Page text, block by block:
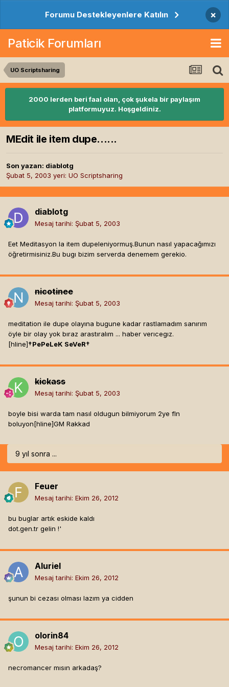
Forumu Destekleyenlere Katılın ×
Paticik Forumları
UO Scriptsharing
2000 lerden beri faal olan, çok şukela bir paylaşım
platformuyuz. Hoşgeldiniz.
MEdit ile item dupe......
Son yazan: diablotg
Şubat 5, 2003 yeri: UO Scriptsharing
diablotg
Mesaj tarihi: Şubat 5, 2003
Eet Meditasyon la item dupeleniyormuş.Bunun nasıl yapacağımızı
öğretirmisiniz.Bu bugı bizim serverda denemem gerekio.
nicotinee
Mesaj tarihi: Şubat 5, 2003
meditation ile dupe olayına bugune kadar rastlamadım sanırım
öyle bir olay yok bıraz arastıralım ... haber verıcegız.
[hline]†PePeLeK SeVeR†
kickass
Mesaj tarihi: Şubat 5, 2003
boyle bisi warda tam nasıl oldugun bilmiyorum 2ye fln
boluyon[hline]GM Rakkad
9 yıl sonra ...
Feuer
Mesaj tarihi: Ekim 26, 2012
bu buglar artık eskide kaldı
dot.gen.tr gelin !'
Aluriel
Mesaj tarihi: Ekim 26, 2012
şunun bi cezası olması lazım ya cidden
olorin84
Mesaj tarihi: Ekim 26, 2012
necromancer mısın arkadaş?